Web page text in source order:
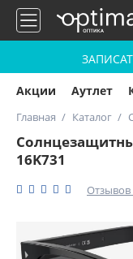
Акции Аутлет
Главная Каталог
16K731